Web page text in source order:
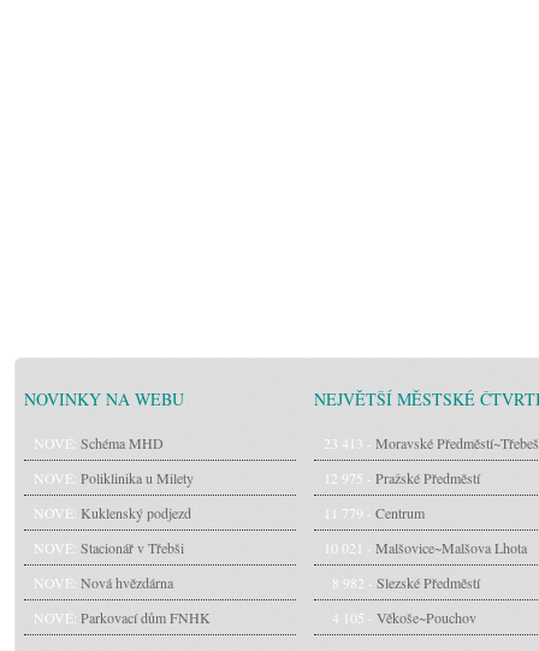
NOVINKY NA WEBU
NOVÉ: Schéma MHD
NOVÉ: Poliklinika u Milety
NOVÉ: Kuklenský podjezd
NOVÉ: Stacionář v Třebši
NOVÉ: Nová hvězdárna
NOVÉ: Parkovací dům FNHK
NEJVĚTŠÍ MĚSTSKÉ
23 413 - Moravské Předměstí~Třebeš
12 975 - Pražské Předměstí
11 779 - Centrum
10 021 - Malšovice~Malšova Lhota
8 982 - Slezské Předměstí
4 105 - Věkoše~Pouchov